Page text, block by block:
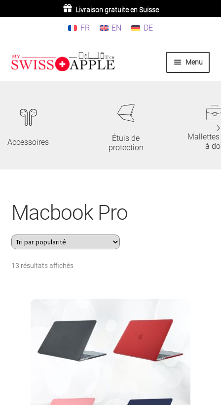
Livraison gratuite en Suisse
3 produits achetés ou plus =10% de réduction
FR EN DE
Aller
à
Aller
au
Menu
iPhone
iPad
AirPods/Airtag
À Propos
Contact
Accessoires
Étuis de
protection
à
Macbook Pro
13 résultats affichésTrié